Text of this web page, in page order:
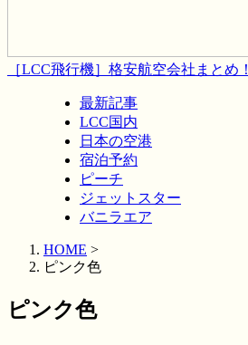
［LCC飛行機］格安航空会社まとめ！
最新記事
LCC国内
日本の空港
宿泊予約
ピーチ
ジェットスター
バニラエア
HOME >
ピンク色
ピンク色